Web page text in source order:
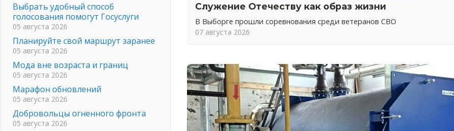
Служение Отечеству как образ жизни
В Выборге прошли соревнования среди ветеранов СВО
07 августа 2026
Выбрать удобный способ
голосования помогут Госуслуги
05 августа 2026
Планируйте свой маршрут заранее
05 августа 2026
Мода вне возраста и границ
05 августа 2026
Марафон обновлений
05 августа 2026
Добровольцы огненного фронта
05 августа 2026